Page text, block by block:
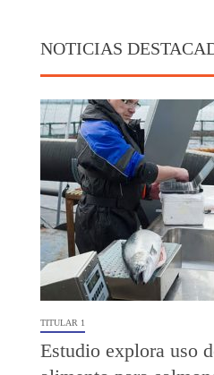
NOTICIAS
TITULAR 1
Estudio explora uso